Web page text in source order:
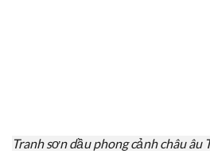
Tranh sơn dầu phong cảnh châu âu